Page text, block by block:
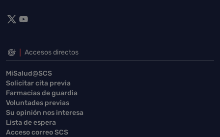
Accesos directos
MiSalud@SCS
Solicitar cita previa
Farmacias de guardia
Voluntades previas
Su opinión nos interesa
Lista de espera
Acceso correo SCS